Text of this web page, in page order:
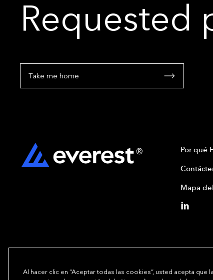
Requested
Take me home
Por qué
Mapa
Al hacer clic en “Aceptar todas las cookies”, usted acepta